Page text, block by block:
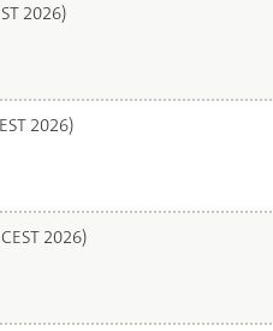
2026)
2026)
2026)